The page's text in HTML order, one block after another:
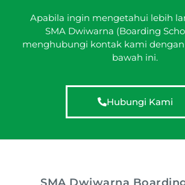
Apabila ingin mengetahui lebih
SMA Dwiwarna (Boarding
menghubungi kontak kami
bawah ini.
Hubungi Kami